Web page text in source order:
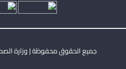
جميع الحقوق محفوظة | وزارة الصحة